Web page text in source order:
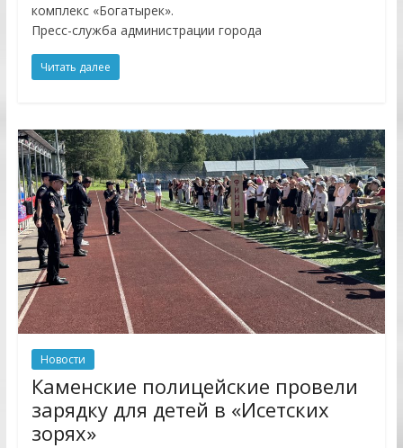
комплекс «Богатырек».
Пресс-служба администрации города
Читать далее
Новости
Каменские полицейские провели
зарядку для детей в «Исетских
зорях»